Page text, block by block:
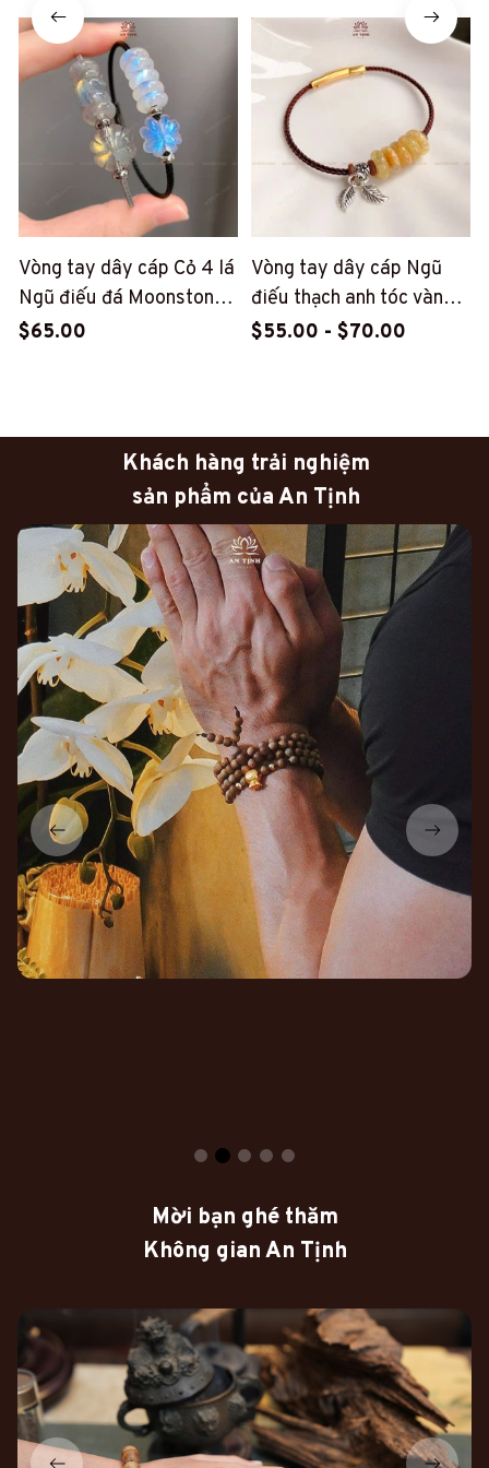
Vòng tay dây cáp Cỏ 4 lá
Ngũ điếu đá Moonstone
(PT49)
$65.00
Vòng tay dây cáp Ngũ
điếu thạch anh tóc vàng
mix charm bạc lá non
$55.00 - $70.00
Khách hàng trải nghiệm
sản phẩm của An Tịnh
Mời bạn ghé thăm
Không gian An Tịnh